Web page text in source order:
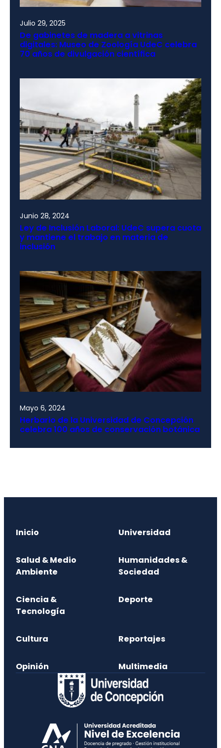
Julio 29, 2025
De gabinetes de madera a vitrinas
digitales: Museo de Zoología UdeC celebra
70 años de divulgación científica
Junio 28, 2024
Ley de Inclusión Laboral: UdeC supera cuota
y mantiene el trabajo en materia de
inclusión
Mayo 6, 2024
Herbario de la Universidad de Concepción
celebra 100 años de conservación botánica
Inicio Universidad
Salud & Medio
Ambiente
Humanidades &
Sociedad
Ciencia &
Tecnología
Deporte
Cultura Reportajes
Opinión Multimedia